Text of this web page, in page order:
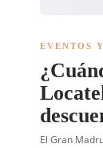
EVENTOS
El Gran